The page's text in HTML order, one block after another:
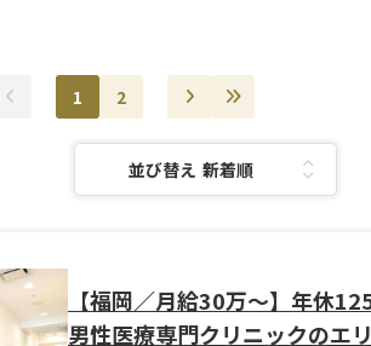
1
2
並び替え：
【福岡／月給30万〜】年休
男性医療専門クリニックのエ